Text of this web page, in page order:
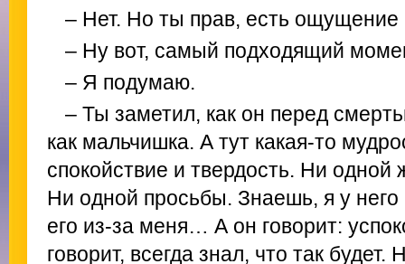
– Нет. Но ты прав, есть ощущение
– Ну вот, самый подходящий
– Я подумаю.
– Ты заметил, как он перед
как мальчишка. А тут какая-то
спокойствие и твердость. Ни
Ни одной просьбы. Знаешь, я у
его из-за меня… А он говорит:
говорит, всегда знал, что так